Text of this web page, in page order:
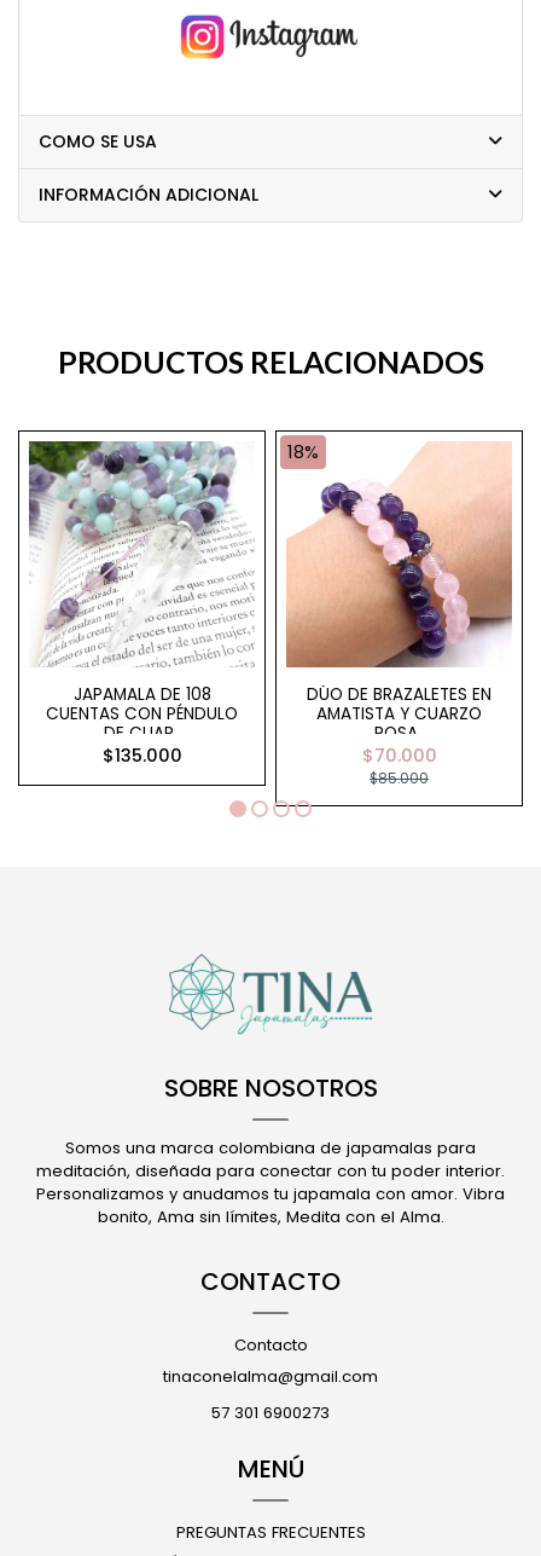
COMO SE USA
INFORMACIÓN ADICIONAL
PRODUCTOS RELACIONADOS
JAPAMALA DE 108
CUENTAS CON PÉNDULO
DE CUAR..
$135.000
18%
DÚO DE BRAZALETES EN
AMATISTA Y CUARZO
ROSA..
$70.000
$85.000
SOBRE NOSOTROS
Somos una marca colombiana de japamalas para
meditación, diseñada para conectar con tu poder interior.
Personalizamos y anudamos tu japamala con amor. Vibra
bonito, Ama sin límites, Medita con el Alma.
CONTACTO
Contacto
tinaconelalma@gmail.com
57 301 6900273
MENÚ
PREGUNTAS FRECUENTES